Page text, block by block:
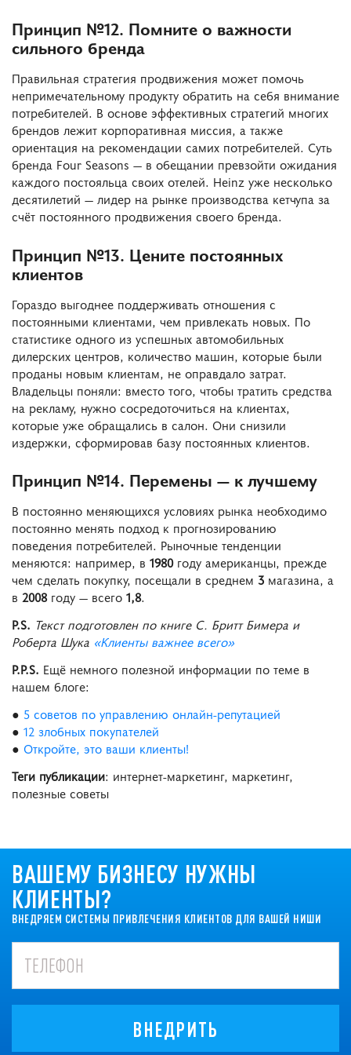
Принцип №12. Помните о важности
сильного бренда
Правильная стратегия продвижения может помочь
непримечательному продукту обратить на себя внимание
потребителей. В основе эффективных стратегий многих
брендов лежит корпоративная миссия, а также
ориентация на рекомендации самих потребителей. Суть
бренда Four Seasons — в обещании превзойти ожидания
каждого постояльца своих отелей. Heinz уже несколько
десятилетий — лидер на рынке производства кетчупа за
счёт постоянного продвижения своего бренда.
Принцип №13. Цените постоянных
клиентов
Гораздо выгоднее поддерживать отношения с
постоянными клиентами, чем привлекать новых. По
статистике одного из успешных автомобильных
дилерских центров, количество машин, которые были
проданы новым клиентам, не оправдало затрат.
Владельцы поняли: вместо того, чтобы тратить средства
на рекламу, нужно сосредоточиться на клиентах,
которые уже обращались в салон. Они снизили
издержки, сформировав базу постоянных клиентов.
Принцип №14. Перемены — к лучшему
В постоянно меняющихся условиях рынка необходимо
постоянно менять подход к прогнозированию
поведения потребителей. Рыночные тенденции
меняются: например, в 1980году американцы, прежде
чем сделать покупку, посещали в среднем 3 магазина, а
в 2008году — всего 1,8.
P.S. Текст подготовлен по книге C. Бритт Бимера и
Роберта Шука «Клиенты важнее всего»
P.P.S. Ещё немного полезной информации по теме в
нашем блоге:
● 5 советов по управлению онлайн-репутацией
● 12 злобных покупателей
● Откройте, это ваши клиенты!
Теги публикации: интернет-маркетинг, маркетинг,
полезные советы
ВАШЕМУ БИЗНЕСУ НУЖНЫ
КЛИЕНТЫ?
ВНЕДРЯЕМ СИСТЕМЫ ПРИВЛЕЧЕНИЯ КЛИЕНТОВ ДЛЯ ВАШЕЙ НИШИ
ВНЕДРИТЬ